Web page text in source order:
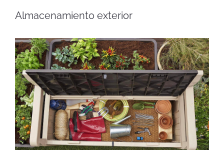
Almacenamiento exterior